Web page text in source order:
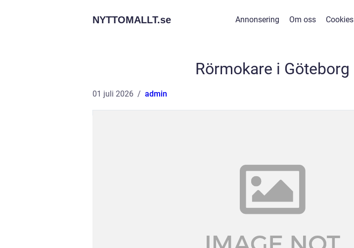
NYTTOMALLT.se Annonsering Om oss Cookies
Rörmokare i Göteborg
01 juli 2026 admin